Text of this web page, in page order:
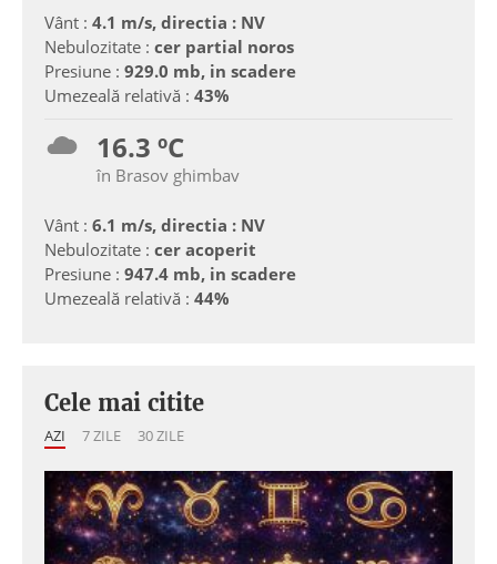
Vânt : 4.1 m/s, directia : NV
Nebulozitate : cer partial noros
Presiune : 929.0 mb, in scadere
Umezeală relativă : 43%
16.3 ºC
în Brasov ghimbav
Vânt : 6.1 m/s, directia : NV
Nebulozitate : cer acoperit
Presiune : 947.4 mb, in scadere
Umezeală relativă : 44%
Cele mai citite
AZI 7 ZILE 30 ZILE